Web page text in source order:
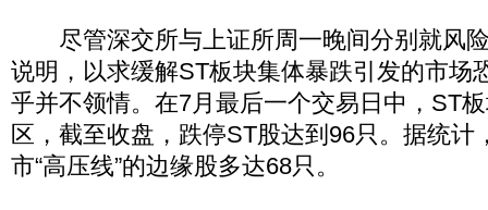
尽管深交所与上证所周一晚间分别就风
说明，以求缓解ST板块集体暴跌引发的市场
乎并不领情。在7月最后一个交易日中，ST
区，截至收盘，跌停ST股达到96只。据统计
市“高压线”的边缘股多达68只。